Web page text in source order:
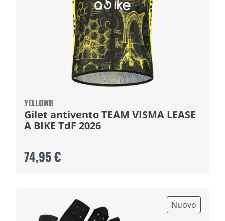
YELLOWB
Gilet antivento TEAM VISMA LEASE
A BIKE TdF 2026
74,95 €
Nuovo